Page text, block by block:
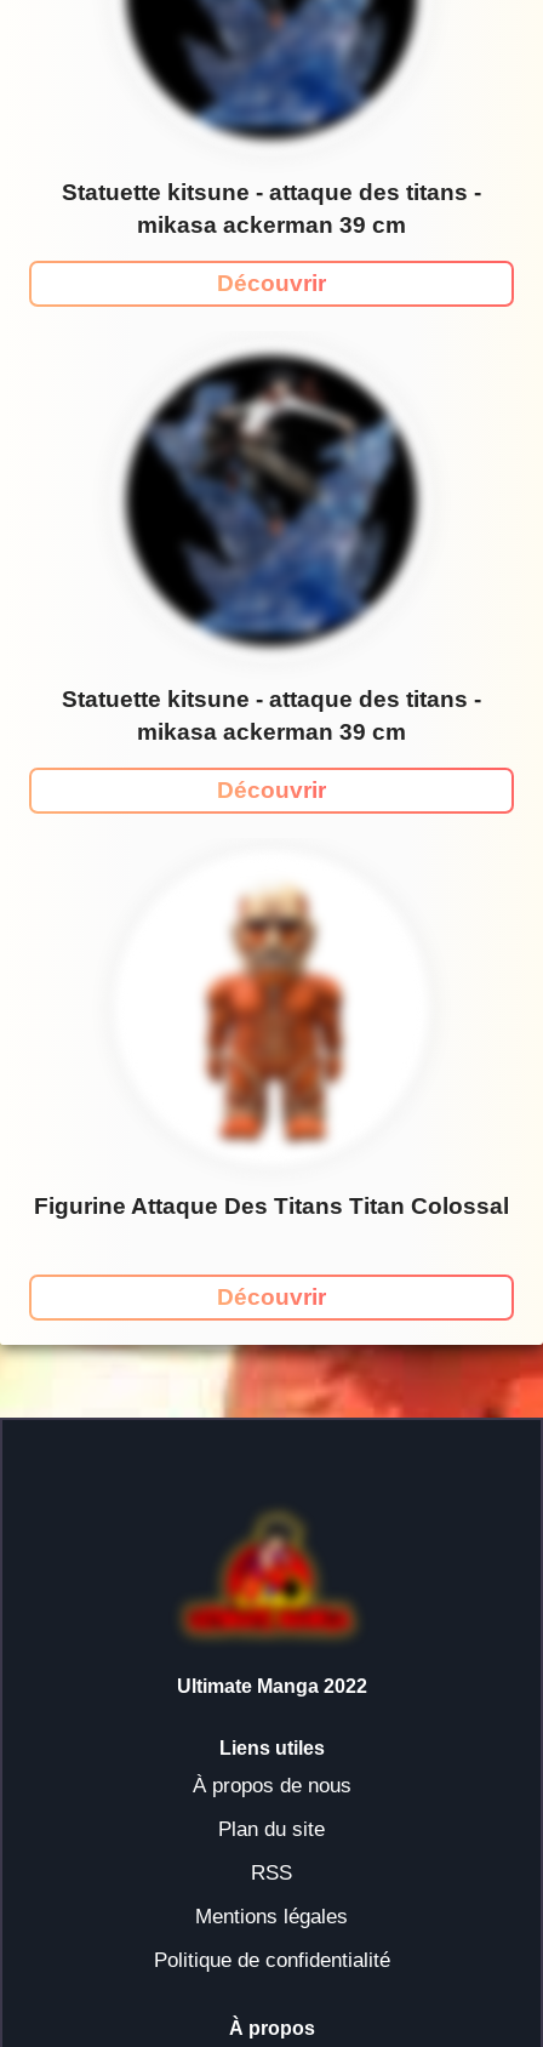
Statuette kitsune - attaque des titans -
mikasa ackerman 39 cm
Découvrir
Statuette kitsune - attaque des titans -
mikasa ackerman 39 cm
Découvrir
Figurine Attaque Des Titans Titan Colossal
Découvrir
Ultimate Manga 2022
Liens utiles
À propos de nous
Plan du site
RSS
Mentions légales
Politique de confidentialité
À propos